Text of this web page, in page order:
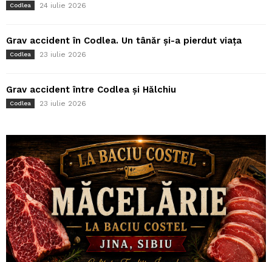
Codlea 24 iulie 2026
Grav accident în Codlea. Un tânăr și-a pierdut viața
Codlea 23 iulie 2026
Grav accident între Codlea și Hălchiu
Codlea 23 iulie 2026